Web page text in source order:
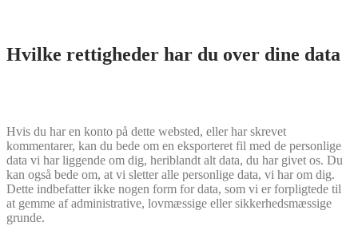
Hvilke rettigheder har du over dine data
Hvis du har en konto på dette websted, eller har skrevet
kommentarer, kan du bede om en eksporteret fil med de personlige
data vi har liggende om dig, heriblandt alt data, du har givet os. Du
kan også bede om, at vi sletter alle personlige data, vi har om dig.
Dette indbefatter ikke nogen form for data, som vi er forpligtede til
at gemme af administrative, lovmæssige eller sikkerhedsmæssige
grunde.